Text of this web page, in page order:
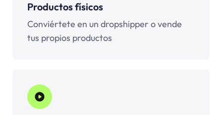
Productos físicos
Conviértete en un dropshipper o vende
tus propios productos